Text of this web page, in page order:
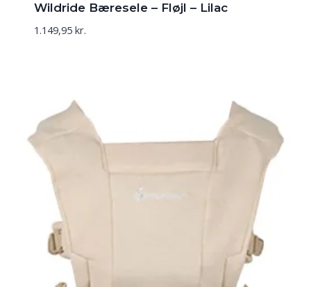
Wildride Bæresele – Fløjl – Lilac
1.149,95 kr.